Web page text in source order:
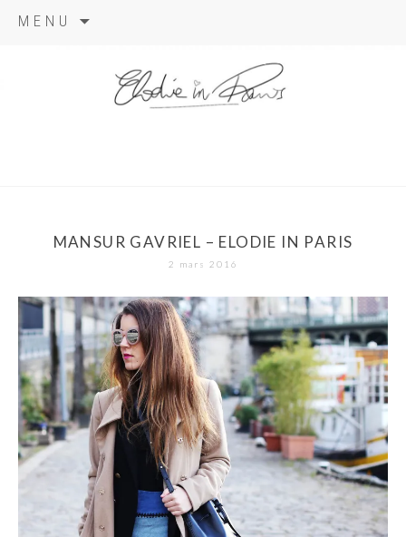
MENU
MANSUR GAVRIEL – ELODIE IN PARIS
2 mars 2016